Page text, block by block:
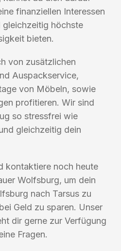
finanziellen Interessen
gleichzeitig höchste
bieten.
von zusätzlichen
Auspackservice,
von Möbeln, sowie
profitieren. Wir sind
so stressfrei wie
gleichzeitig dein
kontaktiere noch heute
Wolfsburg, um dein
nach Tarsus zu
Geld zu sparen. Unser
dir gerne zur Verfügung
Fragen.